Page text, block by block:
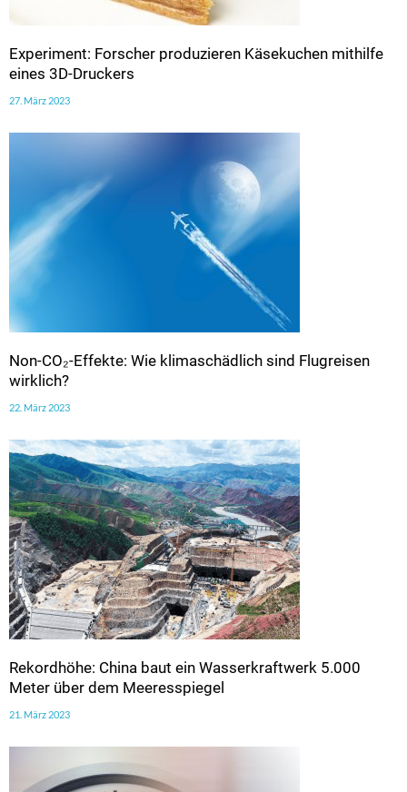
Experiment: Forscher produzieren Käsekuchen mithilfe
eines 3D-Druckers
27. März 2023
Non-CO₂-Effekte: Wie klimaschädlich sind Flugreisen
wirklich?
22. März 2023
Rekordhöhe: China baut ein Wasserkraftwerk 5.000
Meter über dem Meeresspiegel
21. März 2023